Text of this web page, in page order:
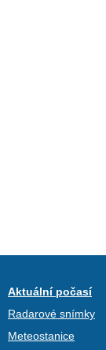
Aktuální počasí
Radarové snímky
Meteostanice